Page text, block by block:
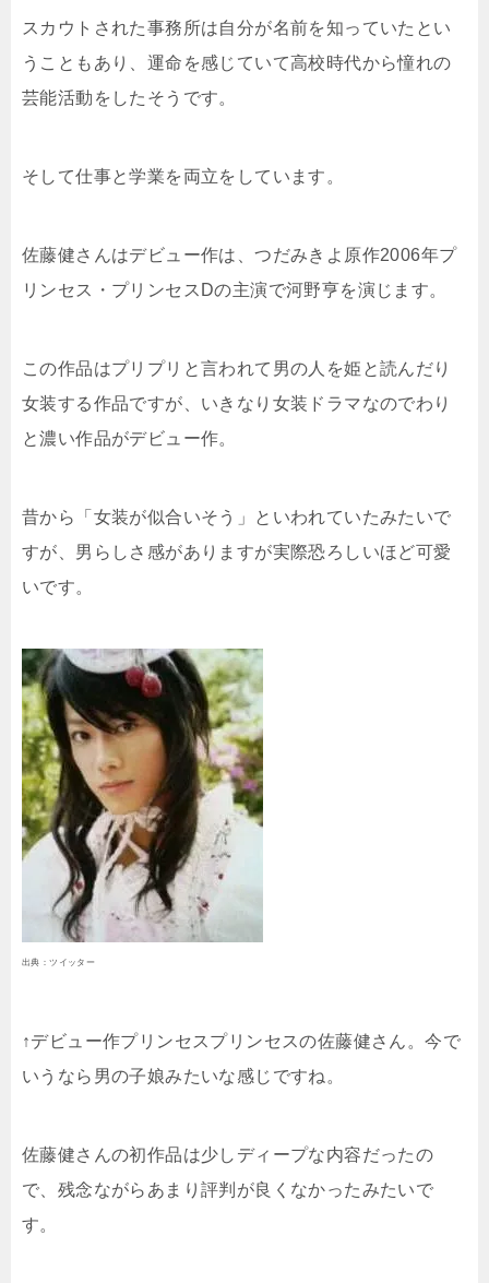
スカウトされた事務所は自分が名前を知っていたとい
うこともあり、運命を感じていて高校時代から憧れの
芸能活動をしたそうです。
そして仕事と学業を両立をしています。
佐藤健さんはデビュー作は、つだみきよ原作2006年プ
リンセス・プリンセスDの主演で河野亨を演じます。
この作品はプリプリと言われて男の人を姫と読んだり
女装する作品ですが、いきなり女装ドラマなのでわり
と濃い作品がデビュー作。
昔から「女装が似合いそう」といわれていたみたいで
すが、男らしさ感がありますが実際恐ろしいほど可愛
いです。
出典：ツイッター
↑デビュー作プリンセスプリンセスの佐藤健さん。今で
いうなら男の子娘みたいな感じですね。
佐藤健さんの初作品は少しディープな内容だったの
で、残念ながらあまり評判が良くなかったみたいで
す。